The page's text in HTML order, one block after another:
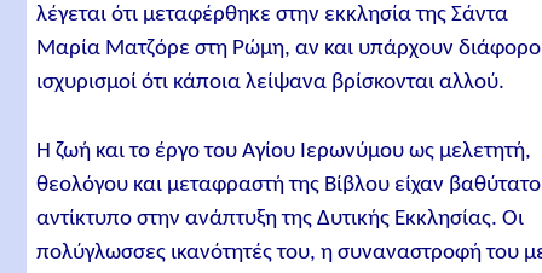
λέγεται ότι μεταφέρθηκε στην εκκλησία της Σάντα
Μαρία Ματζόρε στη Ρώμη, αν και υπάρχουν
ισχυρισμοί ότι κάποια λείψανα βρίσκονται αλλού.
Η ζωή και το έργο του Αγίου Ιερωνύμου ως μελετητή,
θεολόγου και μεταφραστή της Βίβλου είχαν βαθύτατο
αντίκτυπο στην ανάπτυξη της Δυτικής Εκκλησίας. Οι
πολύγλωσσες ικανότητές του, η συναναστροφή του